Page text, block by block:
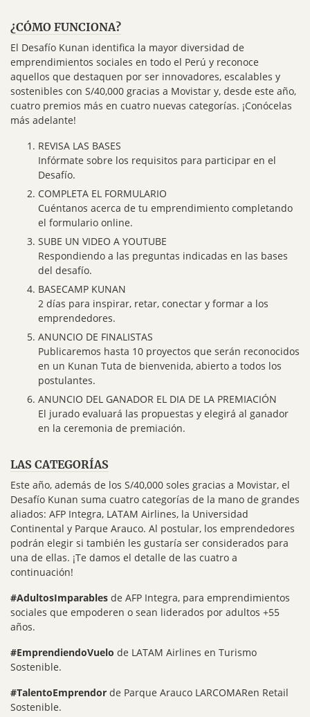
¿CÓMO FUNCIONA?
El Desafío Kunan identifica la mayor diversidad de
emprendimientos sociales en todo el Perú y reconoce
aquellos que destaquen por ser innovadores, escalables y
sostenibles con S/40,000 gracias a Movistar y, desde este año,
cuatro premios más en cuatro nuevas categorías. ¡Conócelas
más adelante!
REVISA LAS BASES
Infórmate sobre los requisitos para participar en el
Desafío.
COMPLETA EL FORMULARIO
Cuéntanos acerca de tu emprendimiento completando
el formulario online.
SUBE UN VIDEO A YOUTUBE
Respondiendo a las preguntas indicadas en las bases
del desafío.
BASECAMP KUNAN
2 días para inspirar, retar, conectar y formar a los
emprendedores.
ANUNCIO DE FINALISTAS
Publicaremos hasta 10 proyectos que serán reconocidos
en un Kunan Tuta de bienvenida, abierto a todos los
postulantes.
ANUNCIO DEL GANADOR EL DIA DE LA PREMIACIÓN
El jurado evaluará las propuestas y elegirá al ganador
en la ceremonia de premiación.
LAS CATEGORÍAS
Este año, además de los S/40,000 soles gracias a Movistar, el
Desafío Kunan suma cuatro categorías de la mano de grandes
aliados: AFP Integra, LATAM Airlines, la Universidad
Continental y Parque Arauco. Al postular, los emprendedores
podrán elegir si también les gustaría ser considerados para
una de ellas. ¡Te damos el detalle de las cuatro a
continuación!
#AdultosImparables de AFP Integra, para emprendimientos
sociales que empoderen o sean liderados por adultos +55
años.
#EmprendiendoVuelo de LATAM Airlines en Turismo
Sostenible.
#TalentoEmprendor de Parque Arauco LARCOMARen Retail
Sostenible.